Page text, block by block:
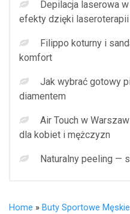
Depilacja laserowa
efekty dzięki laseroterapii
Filippo koturny i
komfort
Jak wybrać gotowy
diamentem
Air Touch w
dla kobiet i mężczyzn
Naturalny peeling —
Home » Buty Sportowe Męskie